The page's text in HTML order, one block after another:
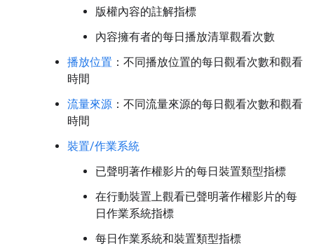
版權內容的註解指標
內容擁有者的每日播放清單觀看次數
播放位置 ：不同播放位置的每日觀看次數和觀看
時間
流量來源 ：不同流量來源的每日觀看次數和觀看
時間
裝置/作業系統
已聲明著作權影片的每日裝置類型指標
在行動裝置上觀看已聲明著作權影片的每
日作業系統指標
每日作業系統和裝置類型指標